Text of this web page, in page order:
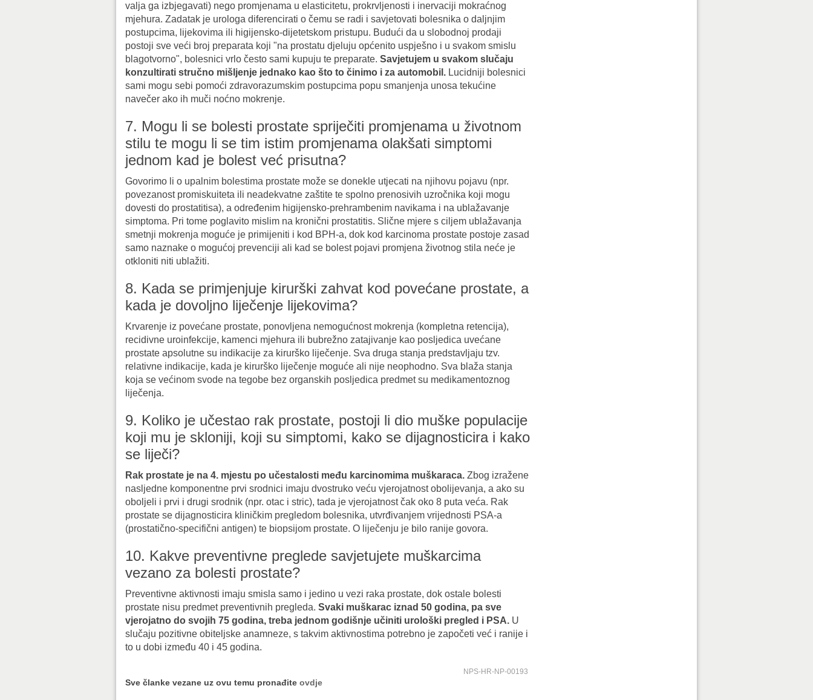
valja ga izbjegavati) nego promjenama u elasticitetu, prokrvljenosti i inervaciji mokraćnog
mjehura. Zadatak je urologa diferencirati o čemu se radi i savjetovati bolesnika o daljnjim
postupcima, lijekovima ili higijensko-dijetetskom pristupu. Budući da u slobodnoj prodaji
postoji sve veći broj preparata koji "na prostatu djeluju općenito uspješno i u svakom smislu
blagotvorno", bolesnici vrlo često sami kupuju te preparate. Savjetujem u svakom slučaju
konzultirati stručno mišljenje jednako kao što to činimo i za automobil. Lucidniji bolesnici
sami mogu sebi pomoći zdravorazumskim postupcima popu smanjenja unosa tekućine
navečer ako ih muči noćno mokrenje.
7. Mogu li se bolesti prostate spriječiti promjenama u životnom
stilu te mogu li se tim istim promjenama olakšati simptomi
jednom kad je bolest već prisutna?
Govorimo li o upalnim bolestima prostate može se donekle utjecati na njihovu pojavu (npr.
povezanost promiskuiteta ili neadekvatne zaštite te spolno prenosivih uzročnika koji mogu
dovesti do prostatitisa), a određenim higijensko-prehrambenim navikama i na ublažavanje
simptoma. Pri tome poglavito mislim na kronični prostatitis. Slične mjere s ciljem ublažavanja
smetnji mokrenja moguće je primijeniti i kod BPH-a, dok kod karcinoma prostate postoje zasad
samo naznake o mogućoj prevenciji ali kad se bolest pojavi promjena životnog stila neće je
otkloniti niti ublažiti.
8. Kada se primjenjuje kirurški zahvat kod povećane prostate, a
kada je dovoljno liječenje lijekovima?
Krvarenje iz povećane prostate, ponovljena nemogućnost mokrenja (kompletna retencija),
recidivne uroinfekcije, kamenci mjehura ili bubrežno zatajivanje kao posljedica uvećane
prostate apsolutne su indikacije za kirurško liječenje. Sva druga stanja predstavljaju tzv.
relativne indikacije, kada je kirurško liječenje moguće ali nije neophodno. Sva blaža stanja
koja se većinom svode na tegobe bez organskih posljedica predmet su medikamentoznog
liječenja.
9. Koliko je učestao rak prostate, postoji li dio muške populacije
koji mu je skloniji, koji su simptomi, kako se dijagnosticira i kako
se liječi?
Rak prostate je na 4. mjestu po učestalosti među karcinomima muškaraca. Zbog izražene
nasljedne komponentne prvi srodnici imaju dvostruko veću vjerojatnost obolijevanja, a ako su
oboljeli i prvi i drugi srodnik (npr. otac i stric), tada je vjerojatnost čak oko 8 puta veća. Rak
prostate se dijagnosticira kliničkim pregledom bolesnika, utvrđivanjem vrijednosti PSA-a
(prostatično-specifični antigen) te biopsijom prostate. O liječenju je bilo ranije govora.
10. Kakve preventivne preglede savjetujete muškarcima
vezano za bolesti prostate?
Preventivne aktivnosti imaju smisla samo i jedino u vezi raka prostate, dok ostale bolesti
prostate nisu predmet preventivnih pregleda. Svaki muškarac iznad 50 godina, pa sve
vjerojatno do svojih 75 godina, treba jednom godišnje učiniti urološki pregled i PSA. U
slučaju pozitivne obiteljske anamneze, s takvim aktivnostima potrebno je započeti već i ranije i
to u dobi između 40 i 45 godina.
NPS-HR-NP-00193
Sve članke vezane uz ovu temu pronađite ovdje